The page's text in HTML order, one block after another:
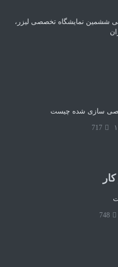
ششمین نمایشگاه تخصصی لیزر،
سازی شده چیست
717
748